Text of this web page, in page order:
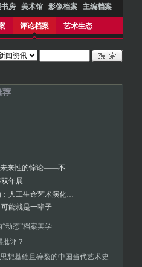
房 美术馆 影像档案 主编档案
评论档案 艺术生态
荐
张海涛︱“超人类”未来性的悖论——不断定义的人类与超人本的两用困境
年展
能就是一辈子
动态”档案美学
批评？
想基础且碎裂的中国当代艺术史